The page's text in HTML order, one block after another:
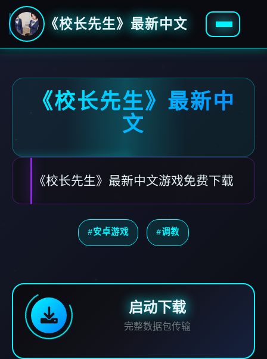
《校长先生》最新中文
《校长先生》最新中
文
《校长先生》最新中文游戏免费下载
#安卓游戏 #调教
启动下载
完整数据包传输